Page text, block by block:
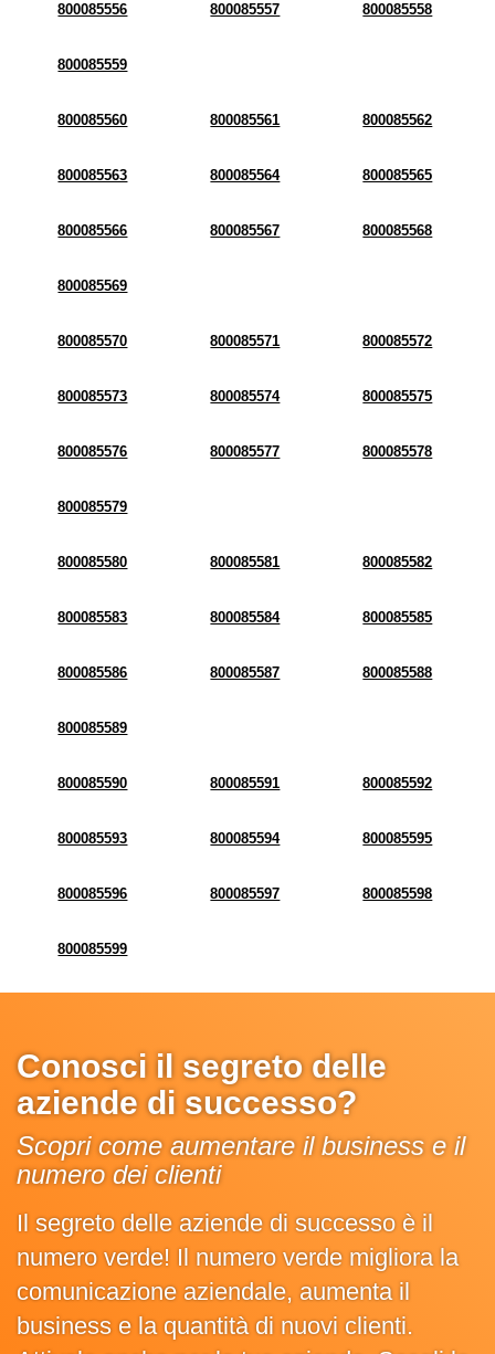
800085556 800085557 800085558
800085559
800085560 800085561 800085562
800085563 800085564 800085565
800085566 800085567 800085568
800085569
800085570 800085571 800085572
800085573 800085574 800085575
800085576 800085577 800085578
800085579
800085580 800085581 800085582
800085583 800085584 800085585
800085586 800085587 800085588
800085589
800085590 800085591 800085592
800085593 800085594 800085595
800085596 800085597 800085598
800085599
Conosci il segreto delle
aziende di successo?
Scopri come aumentare il business e il
numero dei clienti
Il segreto delle aziende di successo è il
numero verde! Il numero verde migliora la
comunicazione aziendale, aumenta il
business e la quantità di nuovi clienti.